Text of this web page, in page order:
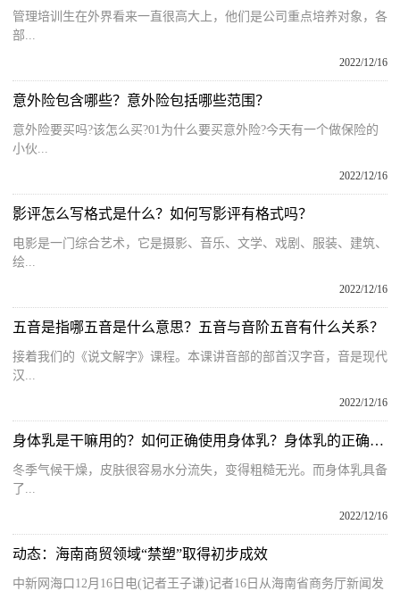
管理培训生在外界看来一直很高大上，他们是公司重点培养对象，各
部...
2022/12/16
意外险包含哪些？意外险包括哪些范围？
意外险要买吗?该怎么买?01为什么要买意外险?今天有一个做保险的
小伙...
2022/12/16
影评怎么写格式是什么？如何写影评有格式吗？
电影是一门综合艺术，它是摄影、音乐、文学、戏剧、服装、建筑、
绘...
2022/12/16
五音是指哪五音是什么意思？五音与音阶五音有什么关系？
接着我们的《说文解字》课程。本课讲音部的部首汉字音，音是现代
汉...
2022/12/16
身体乳是干嘛用的？如何正确使用身体乳？身体乳的正确使用方法
冬季气候干燥，皮肤很容易水分流失，变得粗糙无光。而身体乳具备
了...
2022/12/16
动态：海南商贸领域“禁塑”取得初步成效
中新网海口12月16日电(记者王子谦)记者16日从海南省商务厅新闻发